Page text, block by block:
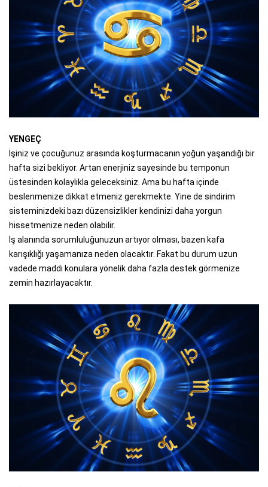
YENGEÇ
İşiniz ve çocuğunuz arasında koşturmacanın yoğun yaşandığı bir
hafta sizi bekliyor. Artan enerjiniz sayesinde bu temponun
üstesinden kolaylıkla geleceksiniz. Ama bu hafta içinde
beslenmenize dikkat etmeniz gerekmekte. Yine de sindirim
sisteminizdeki bazı düzensizlikler kendinizi daha yorgun
hissetmenize neden olabilir.
İş alanında sorumluluğunuzun artıyor olması, bazen kafa
karışıklığı yaşamanıza neden olacaktır. Fakat bu durum uzun
vadede maddi konulara yönelik daha fazla destek görmenize
zemin hazırlayacaktır.